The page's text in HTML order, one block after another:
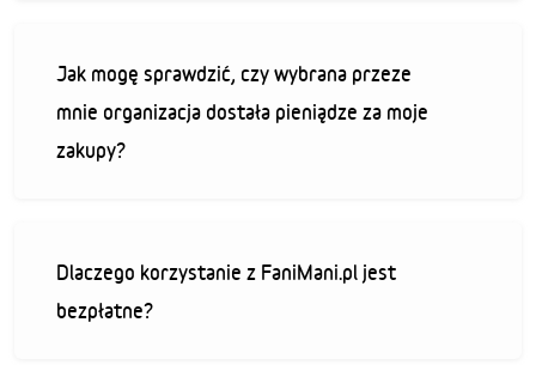
Jak mogę sprawdzić, czy wybrana przeze
mnie organizacja dostała pieniądze za moje
zakupy?
Dlaczego korzystanie z FaniMani.pl jest
bezpłatne?